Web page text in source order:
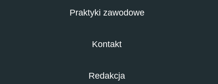
Praktyki zawodowe
Kontakt
Redakcja